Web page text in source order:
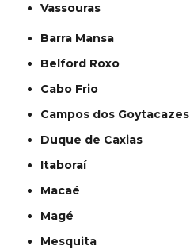
Vassouras
Barra Mansa
Belford Roxo
Cabo Frio
Campos dos Goytacazes
Duque de Caxias
Itaboraí
Macaé
Magé
Mesquita